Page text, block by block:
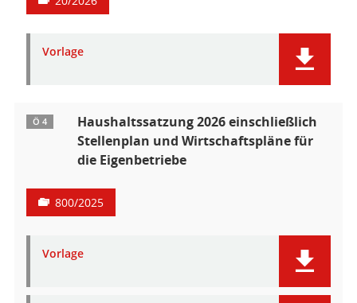
Vorlage
Ö 4
Haushaltssatzung 2026 einschließlich
Stellenplan und Wirtschaftspläne für
die Eigenbetriebe
800/2025
Vorlage